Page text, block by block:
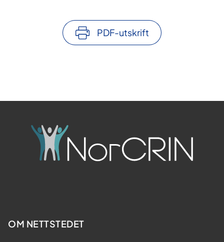
PDF-utskrift
OM NETTSTEDET